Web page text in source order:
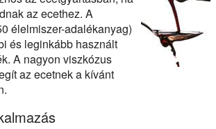
az ecethez. A
élelmiszer-adalékanyag)
és leginkább használt
A nagyon viszkózus
az ecetnek a kívánt